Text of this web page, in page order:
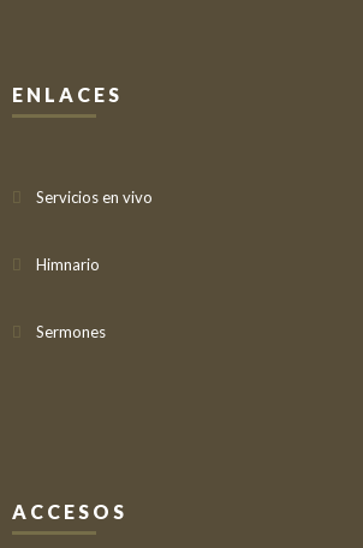
ENLACES
Servicios en vivo
Himnario
Sermones
ACCESOS